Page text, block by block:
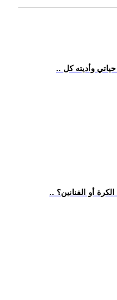
وأديته كل
أو الفنانين؟